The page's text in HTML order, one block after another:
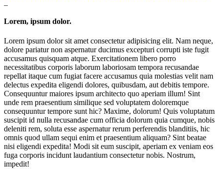
Lorem, ipsum dolor.
Lorem ipsum dolor sit amet consectetur adipisicing elit. Nam neque,
dolore pariatur non aspernatur ducimus excepturi corrupti iste fugit
accusamus quisquam atque. Exercitationem libero porro
necessitatibus corporis laborum laboriosam tempora recusandae
repellat itaque cum fugiat facere accusamus quia molestias velit nam
delectus expedita eligendi dolores, quibusdam, aut debitis tempore.
Consequuntur maiores ipsum architecto quo aperiam illum! Sint
unde rem praesentium similique sed voluptatem doloremque
consequuntur tempore sunt hic? Maxime, dolorum! Quis voluptatum
suscipit id nulla recusandae cum officia dolorum quia cumque, nobis
deleniti rem, soluta esse aspernatur rerum perferendis blanditiis, hic
omnis quod ullam sequi enim et praesentium aliquam? Sint beatae
nisi eligendi expedita! Modi sit eum suscipit, aperiam ex veniam eos
fuga corporis incidunt laudantium consectetur nobis. Nostrum,
impedit!